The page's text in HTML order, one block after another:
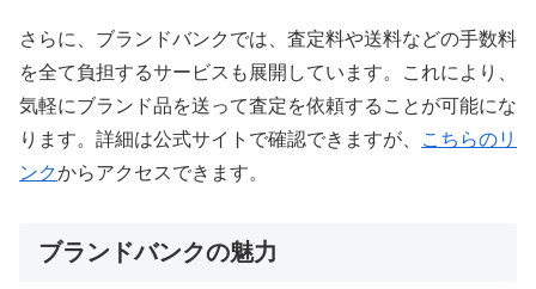
さらに、ブランドバンクでは、査定料や送料などの手数料
を全て負担するサービスも展開しています。これにより、
気軽にブランド品を送って査定を依頼することが可能にな
ります。詳細は公式サイトで確認できますが、
こちらのリ
ンクからアクセスできます。
ブランドバンクの魅力